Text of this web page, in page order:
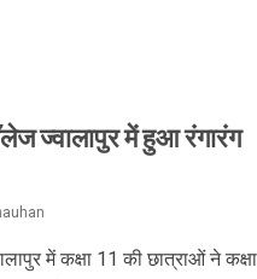
ज्वालापुर में हुआ रंगारंग
में कक्षा 11 की छात्राओं ने